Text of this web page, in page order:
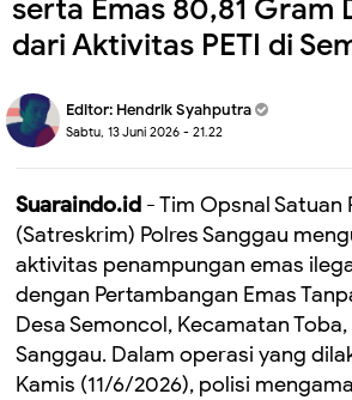
serta Emas 80,81 Gram
dari Aktivitas PETI di
Editor: Hendrik Syahputra
Sabtu, 13 Juni 2026 - 21.22
Suaraindo.id - Tim Opsnal Satuan
(Satreskrim) Polres Sanggau
aktivitas penampungan emas
dengan Pertambangan Emas
Desa Semoncol, Kecamatan
Sanggau. Dalam operasi yang
Kamis (11/6/2026), polisi